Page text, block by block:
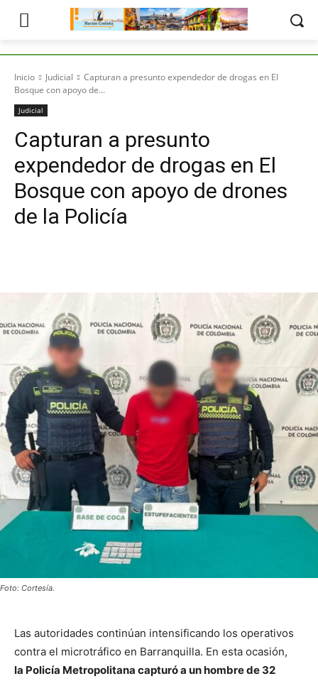
Inicio Judicial
Capturan a presunto expendedor de drogas en El
Bosque con apoyo de...
Judicial
Capturan a presunto
expendedor de drogas en El
Bosque con apoyo de drones
de la Policía
Foto: Cortesía.
Las autoridades continúan intensificando los operativos
contra el microtráfico en Barranquilla. En esta ocasión,
la Policía Metropolitana capturó a un hombre de 32